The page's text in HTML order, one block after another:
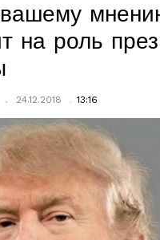
на роль
24.12.2018 13:16